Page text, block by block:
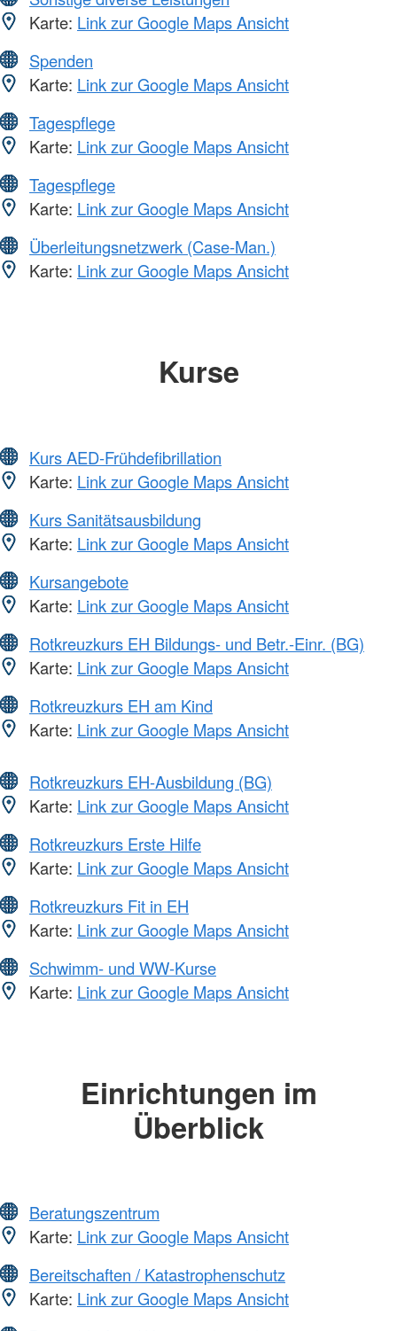
Karte: Link zur Google Maps Ansicht
Spenden
Karte: Link zur Google Maps Ansicht
Tagespflege
Karte: Link zur Google Maps Ansicht
Tagespflege
Karte: Link zur Google Maps Ansicht
Überleitungsnetzwerk (Case-Man.)
Karte: Link zur Google Maps Ansicht
Kurse
Kurs AED-Frühdefibrillation
Karte: Link zur Google Maps Ansicht
Kurs Sanitätsausbildung
Karte: Link zur Google Maps Ansicht
Kursangebote
Karte: Link zur Google Maps Ansicht
Rotkreuzkurs EH Bildungs- und Betr.-Einr. (BG)
Karte: Link zur Google Maps Ansicht
Rotkreuzkurs EH am Kind
Karte: Link zur Google Maps Ansicht
Rotkreuzkurs EH-Ausbildung (BG)
Karte: Link zur Google Maps Ansicht
Rotkreuzkurs Erste Hilfe
Karte: Link zur Google Maps Ansicht
Rotkreuzkurs Fit in EH
Karte: Link zur Google Maps Ansicht
Schwimm- und WW-Kurse
Karte: Link zur Google Maps Ansicht
Einrichtungen im
Überblick
Beratungszentrum
Karte: Link zur Google Maps Ansicht
Bereitschaften / Katastrophenschutz
Karte: Link zur Google Maps Ansicht